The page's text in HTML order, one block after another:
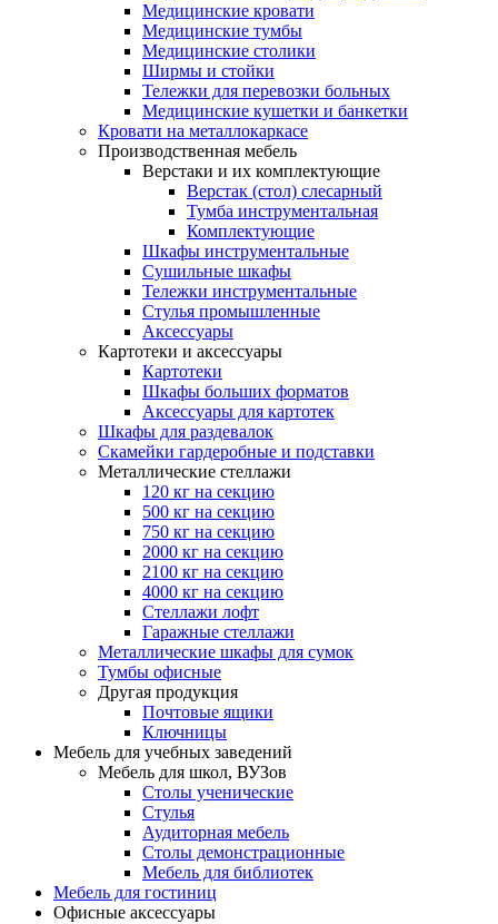
Медицинские кровати
Медицинские тумбы
Медицинские столики
Ширмы и стойки
Тележки для перевозки больных
Медицинские кушетки и банкетки
Кровати на металлокаркасе
Производственная мебель
Верстаки и их комплектующие
Верстак (стол) слесарный
Тумба инструментальная
Комплектующие
Шкафы инструментальные
Сушильные шкафы
Тележки инструментальные
Стулья промышленные
Аксессуары
Картотеки и аксессуары
Картотеки
Шкафы больших форматов
Аксессуары для картотек
Шкафы для раздевалок
Скамейки гардеробные и подставки
Металлические стеллажи
120 кг на секцию
500 кг на секцию
750 кг на секцию
2000 кг на секцию
2100 кг на секцию
4000 кг на секцию
Стеллажи лофт
Гаражные стеллажи
Металлические шкафы для сумок
Тумбы офисные
Другая продукция
Почтовые ящики
Ключницы
Мебель для учебных заведений
Мебель для школ, ВУЗов
Столы ученические
Стулья
Аудиторная мебель
Столы демонстрационные
Мебель для библиотек
Мебель для гостиниц
Офисные аксессуары